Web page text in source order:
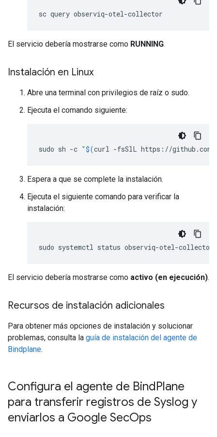
El servicio debería mostrarse como RUNNING.
Instalación en Linux
Abre una terminal con privilegios de raíz o sudo.
Ejecuta el comando siguiente:
sudo sh -c "$(curl -fsSlL https://github.com/
Espera a que se complete la instalación.
Ejecuta el siguiente comando para verificar la
instalación:
sudo systemctl status
El servicio debería mostrarse como activo (en ejecución).
Recursos de instalación adicionales
Para obtener más opciones de instalación y solucionar
problemas, consulta la guía de instalación del agente de
Bindplane.
Configura el agente de BindPlane
para transferir registros de Syslog y
enviarlos a Google SecOps